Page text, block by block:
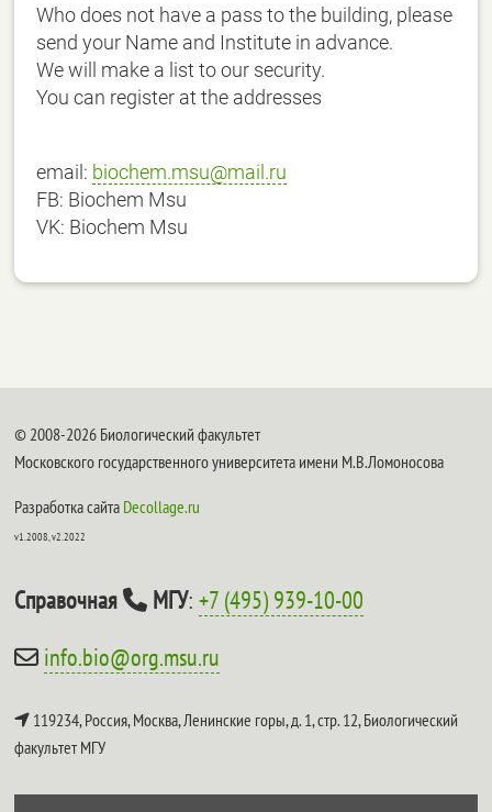
Who does not have a pass to the building, please
send your Name and Institute in advance.
We will make a list to our security.
You can register at the addresses
email: biochem.msu@mail.ru
FB: Biochem Msu
VK: Biochem Msu
© 2008-2026 Биологический факультет
Московского государственного университета имени М.В.Ломоносова
Разработка сайта Decollage.ru
v1.2008, v2.2022
Справочная МГУ:+7 (495) 939-10-00
info.bio@org.msu.ru
119234, Россия, Москва, Ленинские горы, д. 1, стр. 12,Биологический
факультет МГУ